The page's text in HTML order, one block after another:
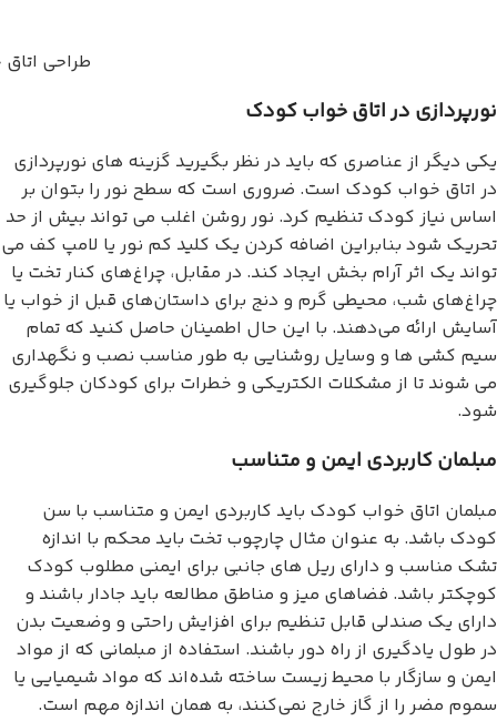
طراحی
نورپردازی در اتاق خواب کودک
یکی دیگر از عناصری که باید در نظر بگیرید گزینه های نورپردازی
در اتاق خواب کودک است. ضروری است که سطح نور را بتوان بر
اساس نیاز کودک تنظیم کرد. نور روشن اغلب می تواند بیش از حد
تحریک شود بنابراین اضافه کردن یک کلید کم نور یا لامپ کف می
تواند یک اثر آرام بخش ایجاد کند. در مقابل، چراغ‌های کنار تخت یا
چراغ‌های شب، محیطی گرم و دنج برای داستان‌های قبل از خواب یا
آسایش ارائه می‌دهند. با این حال اطمینان حاصل کنید که تمام
سیم کشی ها و وسایل روشنایی به طور مناسب نصب و نگهداری
می شوند تا از مشکلات الکتریکی و خطرات برای کودکان جلوگیری
شود.
مبلمان کاربردی ایمن و متناسب
مبلمان اتاق خواب کودک باید کاربردی ایمن و متناسب با سن
کودک باشد. به عنوان مثال چارچوب تخت باید محکم با اندازه
تشک مناسب و دارای ریل های جانبی برای ایمنی مطلوب کودک
کوچکتر باشد. فضاهای میز و مناطق مطالعه باید جادار باشند و
دارای یک صندلی قابل تنظیم برای افزایش راحتی و وضعیت بدن
در طول یادگیری از راه دور باشند. استفاده از مبلمانی که از مواد
ایمن و سازگار با محیط زیست ساخته شده‌اند که مواد شیمیایی یا
سموم مضر را از گاز خارج نمی‌کنند، به همان اندازه مهم است.